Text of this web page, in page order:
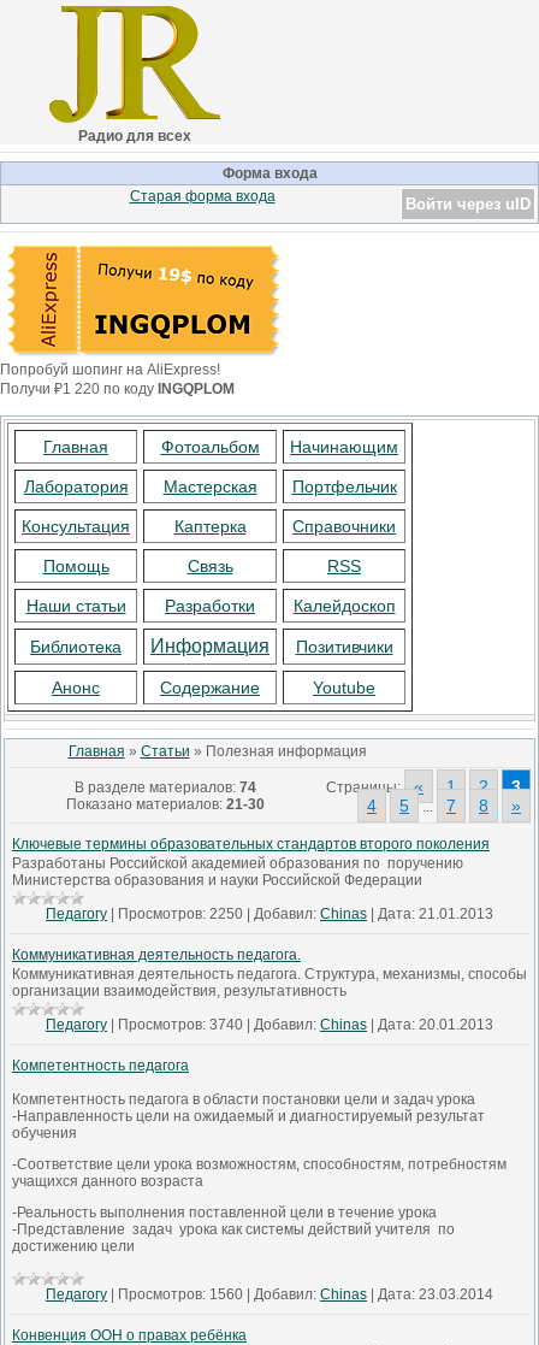
Радио для всех
Форма входа
Войти через uID
Старая форма входа
Попробуй шопинг на AliExpress!
Получи ₽1 220 по коду INGQPLOM
Главная Фотоальбом Начинающим
Лаборатория Мастерская Портфельчик
Консультация Каптерка Справочники
Помощь Связь RSS
Наши статьи Разработки Калейдоскоп
Библиотека Информация Позитивчики
Анонс Содержание Youtube
Главная » Статьи » Полезная информация
В разделе материалов: 74
Показано материалов: 21-30
Страницы: « 1 2
3
4
5 ... 7 8 »
Ключевые термины образовательных стандартов второго поколения
Разработаны Российской академией образования по поручению
Министерства образования и науки Российской Федерации
Педагогу
Просмотров: 2250 Добавил: Chinas Дата: 21.01.2013
Коммуникативная деятельность педагога.
Коммуникативная деятельность педагога. Структура, механизмы, способы
организации взаимодействия, результативность
Педагогу
Просмотров: 3740 Добавил: Chinas Дата: 20.01.2013
Компетентность педагога
Компетентность педагога в области постановки цели и задач урока
-Направленность цели на ожидаемый и диагностируемый результат
обучения
-Соответствие цели урока возможностям, способностям, потребностям
учащихся данного возраста
-Реальность выполнения поставленной цели в течение урока
-Представление задач урока как системы действий учителя по
достижению цели
Педагогу Просмотров: 1560 Добавил: Chinas Дата: 23.03.2014
Конвенция ООН о правах ребёнка